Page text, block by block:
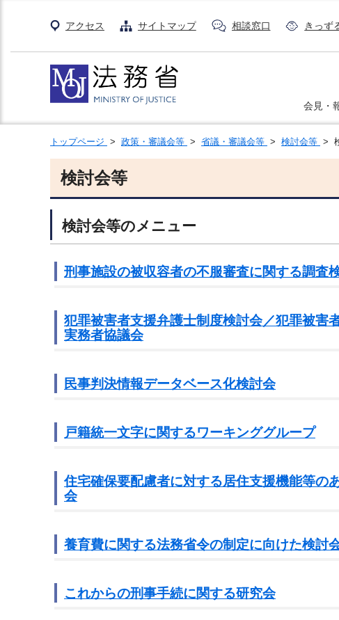
アクセス サイトマップ 相談窓口 きっず
会見・
トップページ > 政策・審議会等 > 省議・審議会等 > 検討会等 >
検討会等
検討会等のメニュー
刑事施設の被収容者の不服審査に関する調査
犯罪被害者支援弁護士制度検討会／犯罪被害
実務者協議会
民事判決情報データベース化検討会
戸籍統一文字に関するワーキンググループ
住宅確保要配慮者に対する居住支援機能等の
会
養育費に関する法務省令の制定に向けた検討
これからの刑事手続に関する研究会